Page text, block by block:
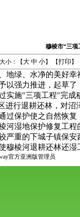
穆棱市“三项
小：【 大 中 小】 【打印 】
绿、水净的美好幸
以强力推进，起草
实施"三项工程"完
行退耕还林，对
过保护使之自然恢
河湿地保护修复工
严重的下城子镇保
穆棱河退耕还林还
官方亚洲版管理员